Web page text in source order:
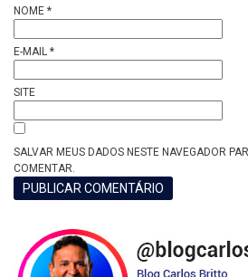
NOME *
E-MAIL *
SITE
SALVAR MEUS DADOS NESTE NAVEGADOR
COMENTAR.